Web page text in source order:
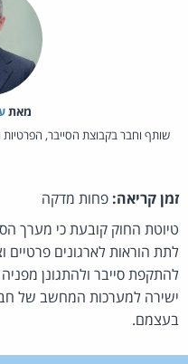
מאת‏
שותף וחבר בקבוצת הסייבר, הפרטיות
זמן קריאה: פחות מדקה
טיוטת החוק קובעת כי מערך
לתת הוראות לארגונים פרטיים
להתקפת סייבר ולהתגונן
ישירה למערכות המחשב של
בעצמם.